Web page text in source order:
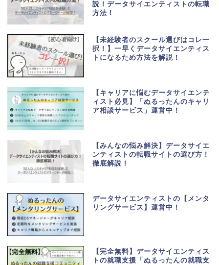
説！データサイエンティストの転職
方法！
【未経験者のスクール選びはコレ一
択！】一早くデータサイエンティス
トになるため方法を解説！
【キャリアに悩むデータサイエンテ
ィスト必見】「ぬるったんのキャリ
ア相談サービス」運営中！
【みんなの悩み解決】データサイエ
ンティストの転職サイトの選び方！
徹底解説！
データサイエンティストの【メンタ
リングサービス】運営中！
【完全無料】データサイエンティス
トの就職支援「ぬるったんの就職支